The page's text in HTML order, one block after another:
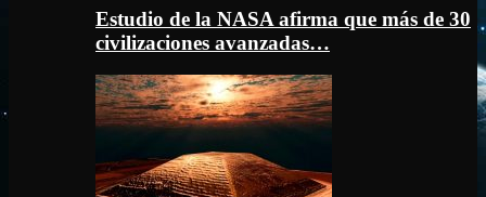
Estudio de la NASA afirma que más de 30
civilizaciones avanzadas…